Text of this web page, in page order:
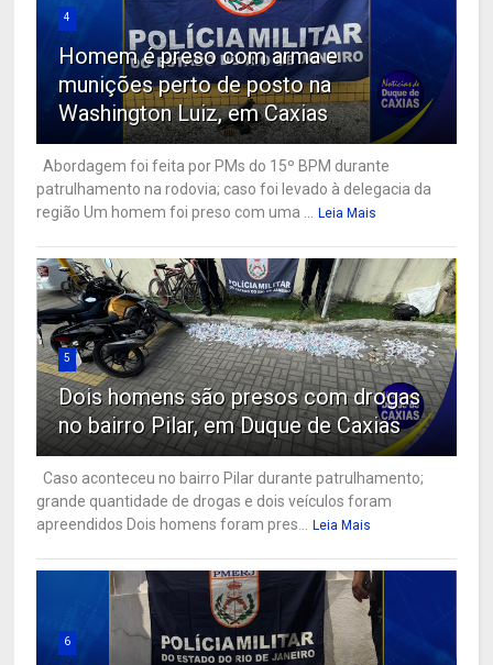
4
Homem é preso com arma e
munições perto de posto na
Washington Luiz, em Caxias
Abordagem foi feita por PMs do 15º BPM durante
patrulhamento na rodovia; caso foi levado à delegacia da
região Um homem foi preso com uma ...
Leia Mais
5
Dois homens são presos com drogas
no bairro Pilar, em Duque de Caxias
Caso aconteceu no bairro Pilar durante patrulhamento;
grande quantidade de drogas e dois veículos foram
apreendidos Dois homens foram pres...
Leia Mais
6